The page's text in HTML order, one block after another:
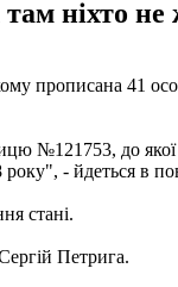
там ніхто
прописана 41
№121753, до
- йдеться в
стані.
Петрига.